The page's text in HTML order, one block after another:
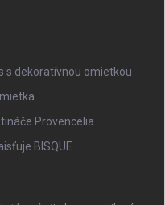
s dekoratívnou omietkou
Provencelia
BISQUE